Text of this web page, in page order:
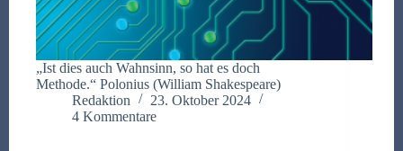
„Ist dies auch Wahnsinn, so hat es doch
Methode.“ Polonius (William Shakespeare)
Redaktion
23. Oktober 2024
4 Kommentare